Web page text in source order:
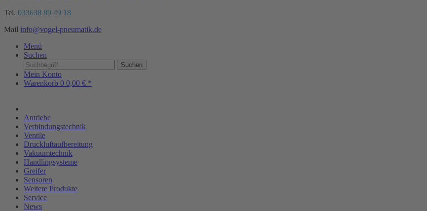
Tel. 033638 89 49 18
Mail info@vogel-pneumatik.de
Menü
Suchen
Suchen
Mein Konto
Warenkorb 0 0,00 € *
Antriebe
Verbindungstechnik
Ventile
Druckluftaufbereitung
Vakuumtechnik
Handlingsysteme
Greifer
Sensoren
Weitere Produkte
Service
News